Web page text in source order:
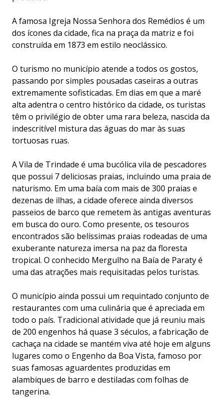
A famosa Igreja Nossa Senhora dos Remédios é um
dos ícones da cidade, fica na praça da matriz e foi
construída em 1873 em estilo neoclássico.
O turismo no município atende a todos os gostos,
passando por simples pousadas caseiras a outras
extremamente sofisticadas. Em dias em que a maré
alta adentra o centro histórico da cidade, os turistas
têm o privilégio de obter uma rara beleza, nascida da
indescritível mistura das águas do mar às suas
tortuosas ruas.
A Vila de Trindade é uma bucólica vila de pescadores
que possui 7 deliciosas praias, incluindo uma praia de
naturismo. Em uma baía com mais de 300 praias e
dezenas de ilhas, a cidade oferece ainda diversos
passeios de barco que remetem às antigas aventuras
em busca do ouro. Como presente, os tesouros
encontrados são belíssimas praias rodeadas de uma
exuberante natureza imersa na paz da floresta
tropical. O conhecido Mergulho na Baía de Paraty é
uma das atrações mais requisitadas pelos turistas.
O município ainda possui um requintado conjunto de
restaurantes com uma culinária que é apreciada em
todo o país. Tradicional atividade que já reuniu mais
de 200 engenhos há quase 3 séculos, a fabricação de
cachaça na cidade se mantém viva até hoje em alguns
lugares como o Engenho da Boa Vista, famoso por
suas famosas aguardentes produzidas em
alambiques de barro e destiladas com folhas de
tangerina.